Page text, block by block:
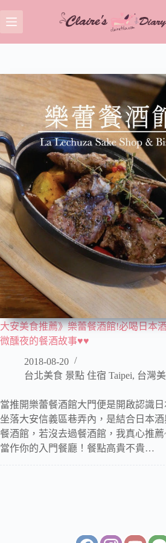
至
主
容
大安美食推薦》樂蕾餐酒館!必喝日本
微醺夜的餐酒故事♥♥
2018-08-20
台北美食 景點 住宿 Taipei, 台灣
當推開樂蕾餐酒館大門便是開啟認識
坐落大安信義區巷弄內，是結合日本
餐酒館，若沒去過餐酒館，我真心推
當作你的入門餐廳！餐點高貴不貴…